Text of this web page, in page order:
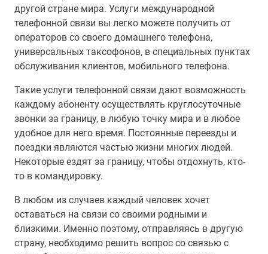
другой стране мира. Услуги международной
телефонной связи вы легко можете получить от
операторов со своего домашнего телефона,
универсальных таксофонов, в специальных пунктах
обслуживания клиентов, мобильного телефона.
Такие услуги телефонной связи дают возможность
каждому абоненту осуществлять круглосуточные
звонки за границу, в любую точку мира и в любое
удобное для него время. Постоянные переезды и
поездки являются частью жизни многих людей.
Некоторые ездят за границу, чтобы отдохнуть, кто-
то в командировку.
В любом из случаев каждый человек хочет
оставаться на связи со своими родными и
близкими. Именно поэтому, отправляясь в другую
страну, необходимо решить вопрос со связью с